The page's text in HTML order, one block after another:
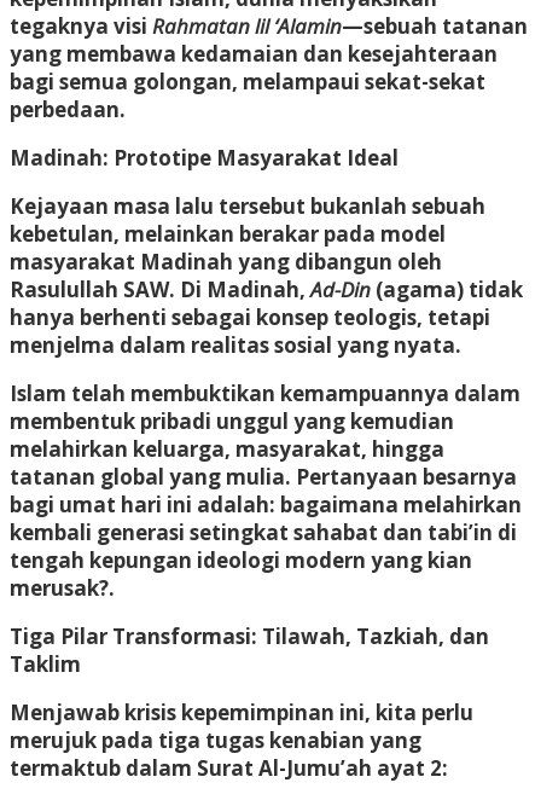
tegaknya visi Rahmatan lil ‘Alamin—sebuah tatanan
yang membawa kedamaian dan kesejahteraan
bagi semua golongan, melampaui sekat-sekat
perbedaan.
Madinah: Prototipe Masyarakat Ideal
Kejayaan masa lalu tersebut bukanlah sebuah
kebetulan, melainkan berakar pada model
masyarakat Madinah yang dibangun oleh
Rasulullah SAW. Di Madinah,Ad-Din (agama) tidak
hanya berhenti sebagai konsep teologis, tetapi
menjelma dalam realitas sosial yang nyata.
Islam telah membuktikan kemampuannya dalam
membentuk pribadi unggul yang kemudian
melahirkan keluarga, masyarakat, hingga
tatanan global yang mulia. Pertanyaan besarnya
bagi umat hari ini adalah: bagaimana melahirkan
kembali generasi setingkat sahabat dan tabi’in di
tengah kepungan ideologi modern yang kian
merusak?.
Tiga Pilar Transformasi: Tilawah, Tazkiah, dan
Taklim
Menjawab krisis kepemimpinan ini, kita perlu
merujuk pada tiga tugas kenabian yang
termaktub dalam Surat Al-Jumu’ah ayat 2: